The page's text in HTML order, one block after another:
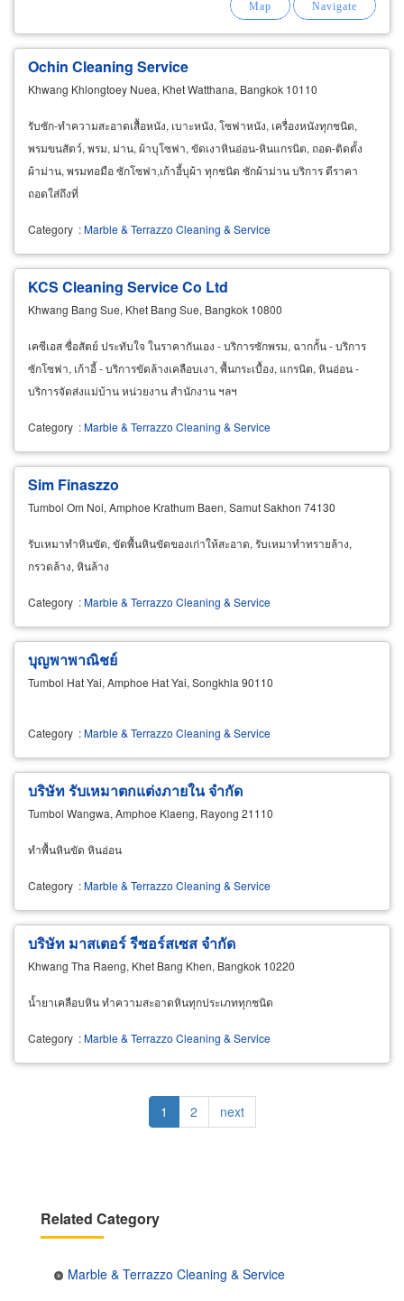
Ochin Cleaning Service
Khwang Khlongtoey Nuea, Khet Watthana, Bangkok 10110
รับซัก-ทำความสะอาดเสื้อหนัง, เบาะหนัง, โซฟาหนัง, เครื่องหนังทุกชนิด,
พรมขนสัตว์, พรม, ม่าน, ผ้าบุโซฟา, ขัดเงาหินอ่อน-หินแกรนิต, ถอด-ติดตั้ง
ผ้าม่าน, พรมทอมือ ซักโซฟา,เก้าอี้บุผ้า ทุกชนิด ซักผ้าม่าน บริการ ตีราคา
ถอดใส่ถึงที่
Category :Marble & Terrazzo Cleaning & Service
KCS Cleaning Service Co Ltd
Khwang Bang Sue, Khet Bang Sue, Bangkok 10800
เคซีเอส ซื่อสัตย์ ประทับใจ ในราคากันเอง - บริการซักพรม, ฉากกั้น - บริการ
ซักโซฟา, เก้าอี้ - บริการขัดล้างเคลือบเงา, พื้นกระเบื้อง, แกรนิต, หินอ่อน -
บริการจัดส่งแม่บ้าน หน่วยงาน สำนักงาน ฯลฯ
Category :Marble & Terrazzo Cleaning & Service
Sim Finaszzo
Tumbol Om Noi, Amphoe Krathum Baen, Samut Sakhon 74130
รับเหมาทำหินขัด, ขัดพื้นหินขัดของเก่าให้สะอาด, รับเหมาทำทรายล้าง,
กรวดล้าง, หินล้าง
Category :Marble & Terrazzo Cleaning & Service
บุญพาพาณิชย์
Tumbol Hat Yai, Amphoe Hat Yai, Songkhla 90110
Category :Marble & Terrazzo Cleaning & Service
บริษัท รับเหมาตกแต่งภายใน จำกัด
Tumbol Wangwa, Amphoe Klaeng, Rayong 21110
ทำพื้นหินขัด หินอ่อน
Category :Marble & Terrazzo Cleaning & Service
บริษัท มาสเตอร์ รีซอร์สเซส จำกัด
Khwang Tha Raeng, Khet Bang Khen, Bangkok 10220
น้ำยาเคลือบหิน ทำความสะอาดหินทุกประเภททุกชนิด
Category :Marble & Terrazzo Cleaning & Service
Current
page
1 Page
2
Next
page
next
Related Category
Marble & Terrazzo Cleaning & Service